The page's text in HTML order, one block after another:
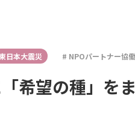
日本大震災 NPOパートナー協
希望の種」を